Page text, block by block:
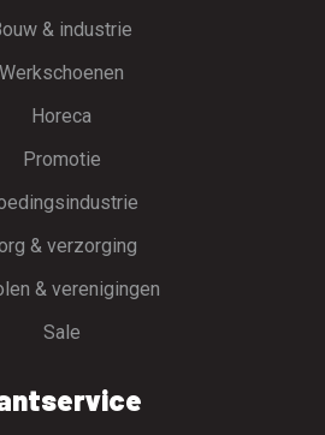
& industrie
Werkschoenen
Horeca
Promotie
& verzorging
& verenigingen
Sale